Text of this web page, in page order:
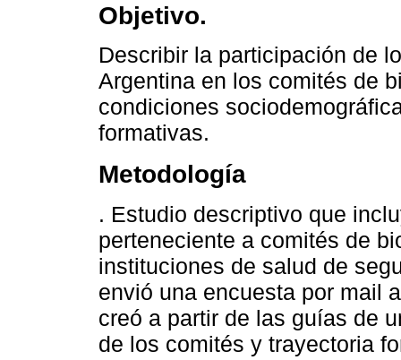
Objetivo.
Describir la participación de
Argentina en los comités de
condiciones
formativas.
Metodología
. Estudio descriptivo que
perteneciente a comités de
instituciones de salud de
envió una encuesta por mail
creó a partir de las guías de
de los comités y trayectoria